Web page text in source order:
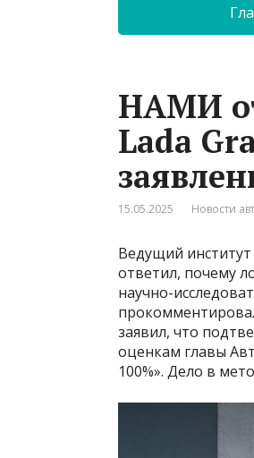
НАМИ
Lada
15.05.2025 Новости
Ведущий
ответил, почему
научно-
заявил, что
оценкам главы
100%». Дело в